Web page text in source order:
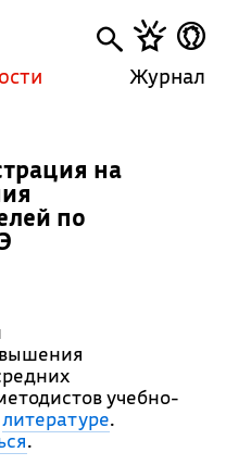
Журнал
на
по
учебно-
литературе.
.